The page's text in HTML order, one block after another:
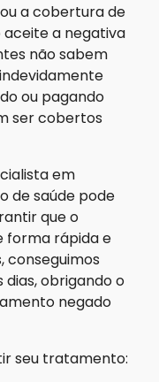
a cobertura de
a negativa
não sabem
ou pagando
ser cobertos
em
de saúde pode
que o
forma rápida e
conseguimos
dias, obrigando o
negado
seu tratamento: